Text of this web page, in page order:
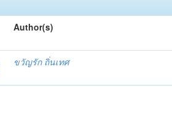
Author(s)
ขวัญรัก ถิ่นเทศ